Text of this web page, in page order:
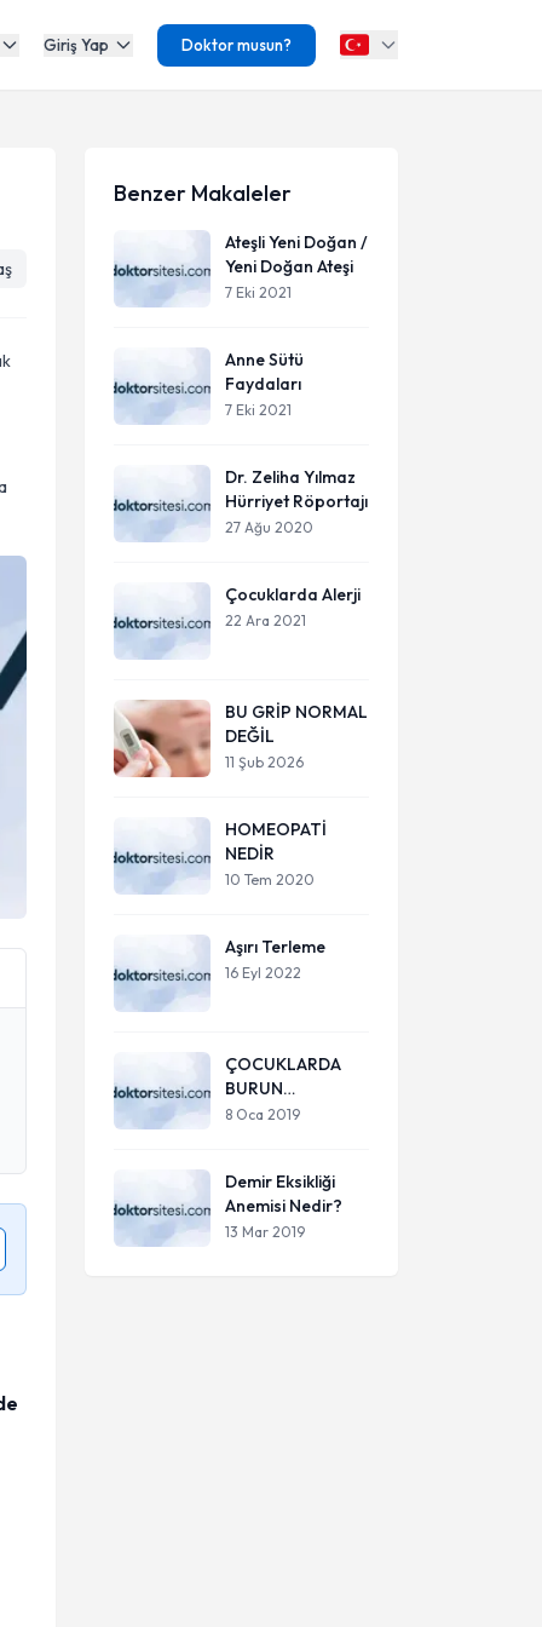
Giriş Yap Doktor musun?
Benzer Makaleler
Ateşli Yeni Doğan /
Yeni Doğan Ateşi
7 Eki 2021
Anne Sütü
Faydaları
7 Eki 2021
Dr. Zeliha Yılmaz
Hürriyet Röportajı
27 Ağu 2020
Çocuklarda Alerji
22 Ara 2021
BU GRİP NORMAL
DEĞİL
11 Şub 2026
HOMEOPATİ
NEDİR
10 Tem 2020
Aşırı Terleme
16 Eyl 2022
ÇOCUKLARDA
BURUN
TIKANIKLIĞI
8 Oca 2019
Demir Eksikliği
Anemisi Nedir?
13 Mar 2019